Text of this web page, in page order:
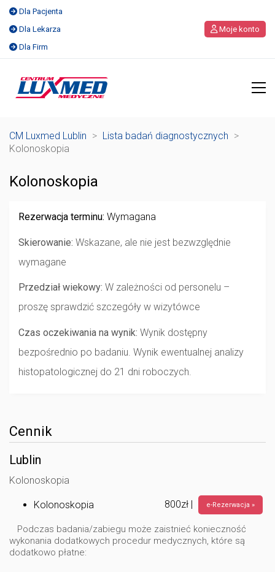
Dla Pacjenta
Dla Lekarza
Dla Firm
Moje konto
CM Luxmed Lublin > Lista badań diagnostycznych >
Kolonoskopia
Kolonoskopia
Rezerwacja terminu: Wymagana
Skierowanie: Wskazane, ale nie jest bezwzględnie
wymagane
Przedział wiekowy: W zależności od personelu –
proszę sprawdzić szczegóły w wizytówce
Czas oczekiwania na wynik: Wynik dostępny
bezpośrednio po badaniu. Wynik ewentualnej analizy
histopatologicznej do 21 dni roboczych.
Cennik
Lublin
Kolonoskopia
Kolonoskopia 800zł | e-Rezerwacja »
Podczas badania/zabiegu może zaistnieć konieczność
wykonania dodatkowych procedur medycznych, które są
dodatkowo płatne: